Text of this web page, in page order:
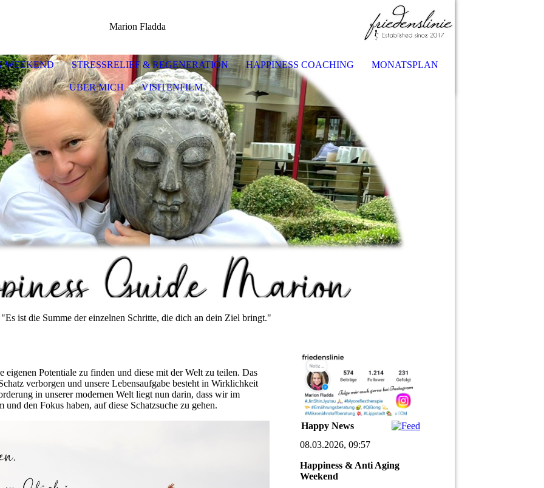
Marion Fladda
WEEKEND STRESSRELIEF & REGENERATION HAPPINESS COACHING MONATSPLAN
ÜBER MICH VISITENFILM
"Es ist die Summe der einzelnen Schritte, die dich an dein Ziel bringt."
Potentiale zu finden und diese mit der Welt zu teilen. Das
verborgen und unsere Lebensaufgabe besteht in Wirklichkeit
in unserer modernen Welt liegt nun darin, dass wir im
den Fokus haben, auf diese Schatzsuche zu gehen.
Happy News
08.03.2026, 09:57
Happiness & Anti Aging
Weekend